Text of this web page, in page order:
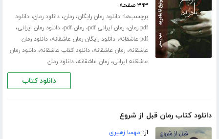
۳۹۳ صفحه
برچسب‌ها:دانلود رمان رایگان،رمان،دانلود رمان،دانلود
pdf رمان
،رمان ایرانی pdf ،رمان pdf ،دانلود رمان ایرانی،
pdf عاشقانه ،دانلود رایگان رمان عاشقانه،دانلود رمان
عاشقانه،رمان عاشقانه،دانلود کتاب عاشقانه،دانلود رمان
عاشقانه ایرانی،رمان عاشقانه،دانلود رمان
دانلود کتاب
دانلود کتاب رمان قبل از شروع
از: مهسا زهیری